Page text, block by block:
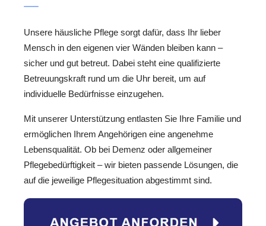
Unsere häusliche Pflege sorgt dafür, dass Ihr lieber
Mensch in den eigenen vier Wänden bleiben kann –
sicher und gut betreut. Dabei steht eine qualifizierte
Betreuungskraft rund um die Uhr bereit, um auf
individuelle Bedürfnisse einzugehen.
Mit unserer Unterstützung entlasten Sie Ihre Familie und
ermöglichen Ihrem Angehörigen eine angenehme
Lebensqualität. Ob bei Demenz oder allgemeiner
Pflegebedürftigkeit – wir bieten passende Lösungen, die
auf die jeweilige Pflegesituation abgestimmt sind.